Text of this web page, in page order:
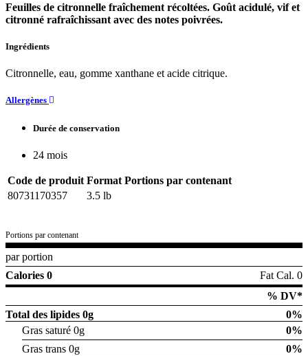
Feuilles de citronnelle fraîchement récoltées. Goût acidulé, vif et
citronné rafraîchissant avec des notes poivrées.
Ingrédients
Citronnelle, eau, gomme xanthane et acide citrique.
Allergènes
Durée de conservation
24 mois
Code de produit Format Portions par contenant
80731170357
3.5 lb
Portions par contenant
par portion
Calories 0
Fat Cal. 0
% DV*
Total des lipides 0g
0%
Gras saturé 0g
0%
Gras trans 0g
0%